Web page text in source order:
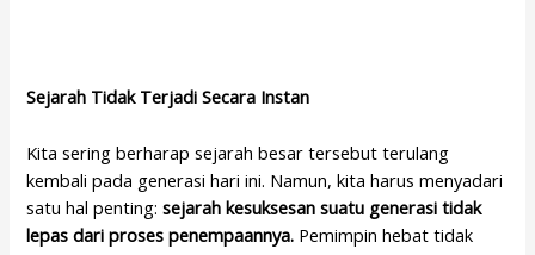
Sejarah Tidak Terjadi Secara Instan
Kita sering berharap sejarah besar tersebut terulang
kembali pada generasi hari ini. Namun, kita harus menyadari
satu hal penting:sejarah kesuksesan suatu generasi tidak
lepas dari proses penempaannya. Pemimpin hebat tidak